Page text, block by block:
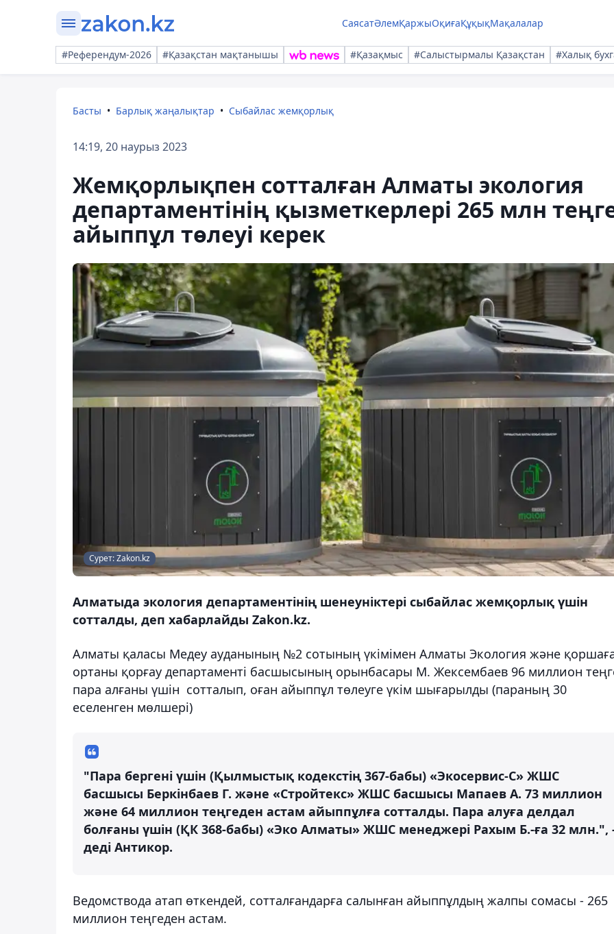
СаясатӘлемҚаржыОқиғаҚұқықМақалалар
#Референдум-2026 #Қазақстан мақтанышы #Қазақмыс #Салыстырмалы Қазақстан #Халық
Басты Барлық жаңалықтар Сыбайлас жемқорлық
14:19, 20 наурыз 2023
Жемқорлықпен сотталған Алматы экология
департаментінің қызметкерлері 265 млн
айыппұл төлеуі керек
Сурет: Zakon.kz
Алматыда экология департаментінің шенеуніктері сыбайлас жемқорлық үшін
сотталды, деп хабарлайды Zakon.kz.
Алматы қаласы Медеу ауданының №2 сотының үкімімен Алматы Экология және
ортаны қорғау департаменті басшысының орынбасары М. Жексембаев 96 миллион
пара алғаны үшін сотталып, оған айыппұл төлеуге үкім шығарылды (параның 30
еселенген мөлшері)
"Пара бергені үшін (Қылмыстық кодекстің 367-бабы) «Экосервис-С» ЖШС
басшысы Беркінбаев Г. және «Стройтекс» ЖШС басшысы Мапаев А. 73 миллион
және 64 миллион теңгеден астам айыппұлға сотталды. Пара алуға делдал
болғаны үшін (ҚК 368-бабы) «Эко Алматы» ЖШС менеджері Рахым Б.-ға 32 млн.",
деді Антикор.
Ведомствода атап өткендей, сотталғандарға салынған айыппұлдың жалпы сомасы - 265
миллион теңгеден астам.